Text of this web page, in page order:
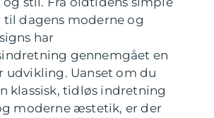
dagens moderne og
har
gennemgået en
Uanset om du
klassisk, tidløs indretning
moderne æstetik, er der